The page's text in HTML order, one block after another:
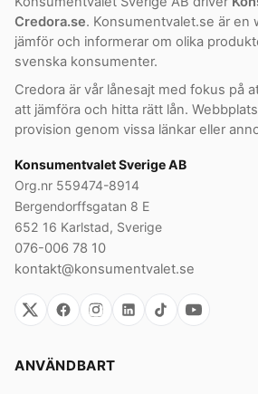
Credora.se. Konsumentvalet.se är en
jämför och informerar om olika
svenska konsumenter.
Credora är vår lånesajt med fokus på
att jämföra och hitta rätt lån.
provision genom vissa länkar eller
Konsumentvalet Sverige AB
Org.nr 559474-8914
Bergendorffsgatan 8 E
652 16 Karlstad, Sverige
076-006 78 10
kontakt@konsumentvalet.se
ANVÄNDBART